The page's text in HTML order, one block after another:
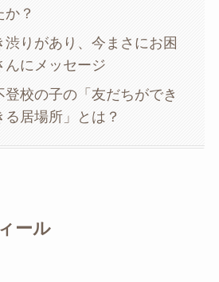
？
渋りがあり、今まさにお困
んにメッセージ
登校の子の「友だちができ
る居場所」とは？
ール